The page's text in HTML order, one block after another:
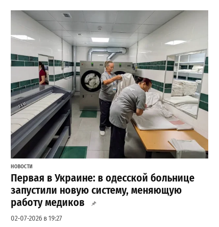
НОВОСТИ
Первая в Украине: в одесской больнице
запустили новую систему, меняющую
работу медиков
02-07-2026 в 19:27